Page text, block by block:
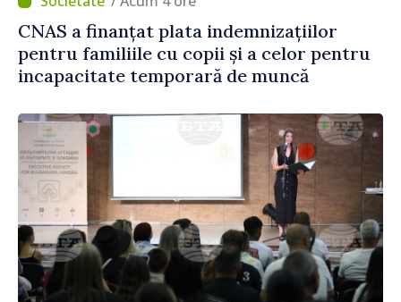
CNAS a finanțat plata indemnizațiilor
pentru familiile cu copii și a celor pentru
incapacitate temporară de muncă